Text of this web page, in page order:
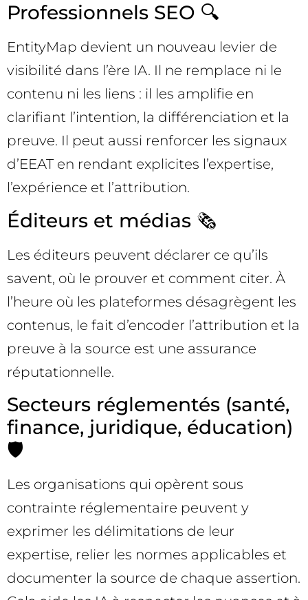
Professionnels SEO 🔍
EntityMap devient un nouveau levier de
visibilité dans l’ère IA. Il ne remplace ni le
contenu ni les liens : il les amplifie en
clarifiant l’intention, la différenciation et la
preuve. Il peut aussi renforcer les signaux
d’EEAT en rendant explicites l’expertise,
l’expérience et l’attribution.
Éditeurs et médias 🗞️
Les éditeurs peuvent déclarer ce qu’ils
savent, où le prouver et comment citer. À
l’heure où les plateformes désagrègent les
contenus, le fait d’encoder l’attribution et la
preuve à la source est une assurance
réputationnelle.
Secteurs réglementés (santé,
finance, juridique, éducation)
🛡️
Les organisations qui opèrent sous
contrainte réglementaire peuvent y
exprimer les délimitations de leur
expertise, relier les normes applicables et
documenter la source de chaque assertion.